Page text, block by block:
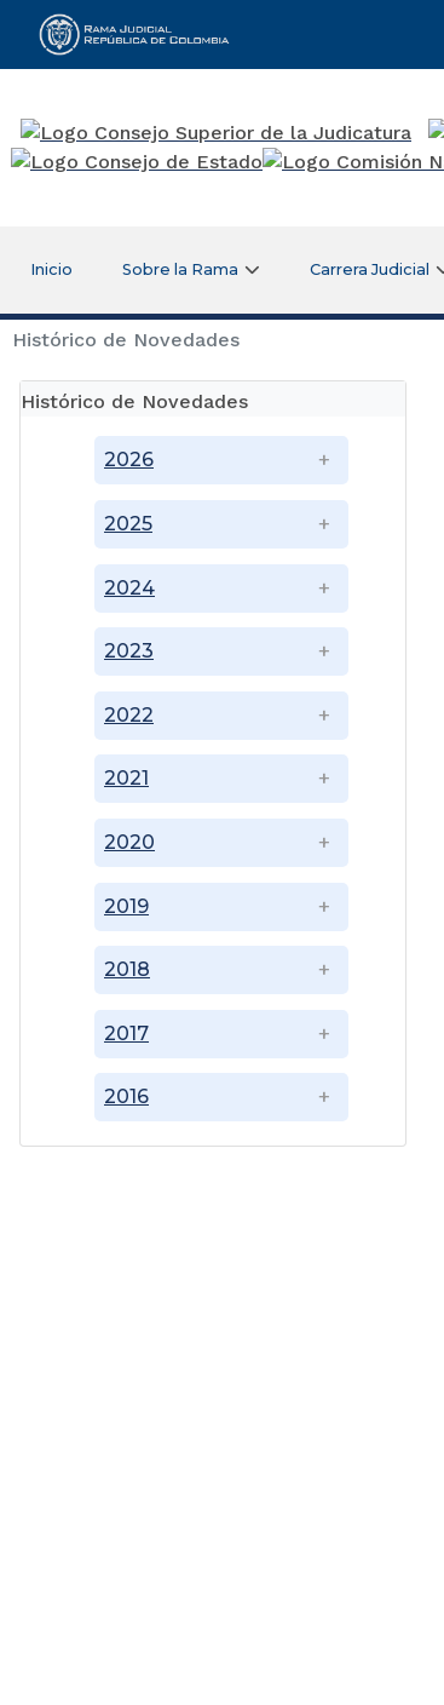
Rama Judicial
Inicio Sobre la Rama Carrera Judicial
Histórico de Novedades
Histórico de Novedades
2016
2017
2018
2019
2020
2021
2022
2023
2024
2025
2026